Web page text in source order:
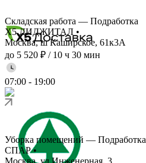
Складская работа — Подработка
X5 ДИДЖИТАЛ •
Москва, ш Каширское, 61к3А
до 5 520 ₽ / 10 ч 30 мин
07:00 - 19:00
Уборка помещений — Подработка
СПАР•